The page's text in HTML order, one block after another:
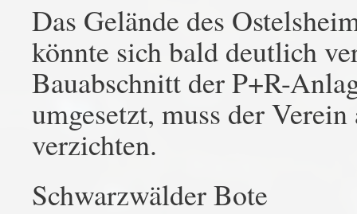
Das Gelände des
könnte sich bald deutlich
Bauabschnitt der P+R-
umgesetzt, muss der
verzichten.
Schwarzwälder Bote